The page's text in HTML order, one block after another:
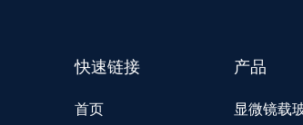
快速链接
首页
产品
显微镜载